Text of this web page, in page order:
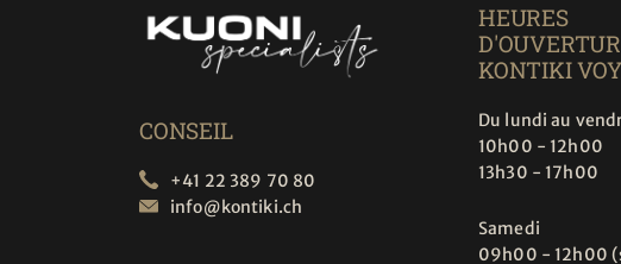
CONSEIL
+41 22 389 70 80
info@kontiki.ch
HEURES
KONTIKI
Du lundi au
10h00 - 12h00
13h30 - 17h00
Samedi
09h00 - 12h00